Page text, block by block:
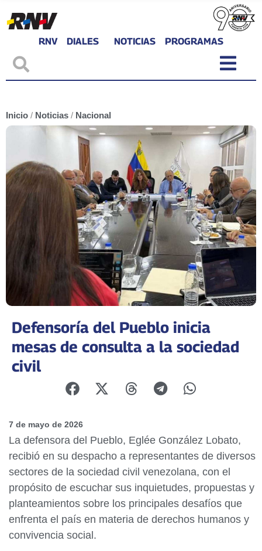
RNV DIALES NOTICIAS PROGRAMAS
Inicio / Noticias / Nacional
Defensoría del Pueblo inicia
mesas de consulta a la sociedad
civil
7 de mayo de 2026
La defensora del Pueblo, Eglée González Lobato,
recibió en su despacho a representantes de diversos
sectores de la sociedad civil venezolana, con el
propósito de escuchar sus inquietudes, propuestas y
planteamientos sobre los principales desafíos que
enfrenta el país en materia de derechos humanos y
convivencia social.